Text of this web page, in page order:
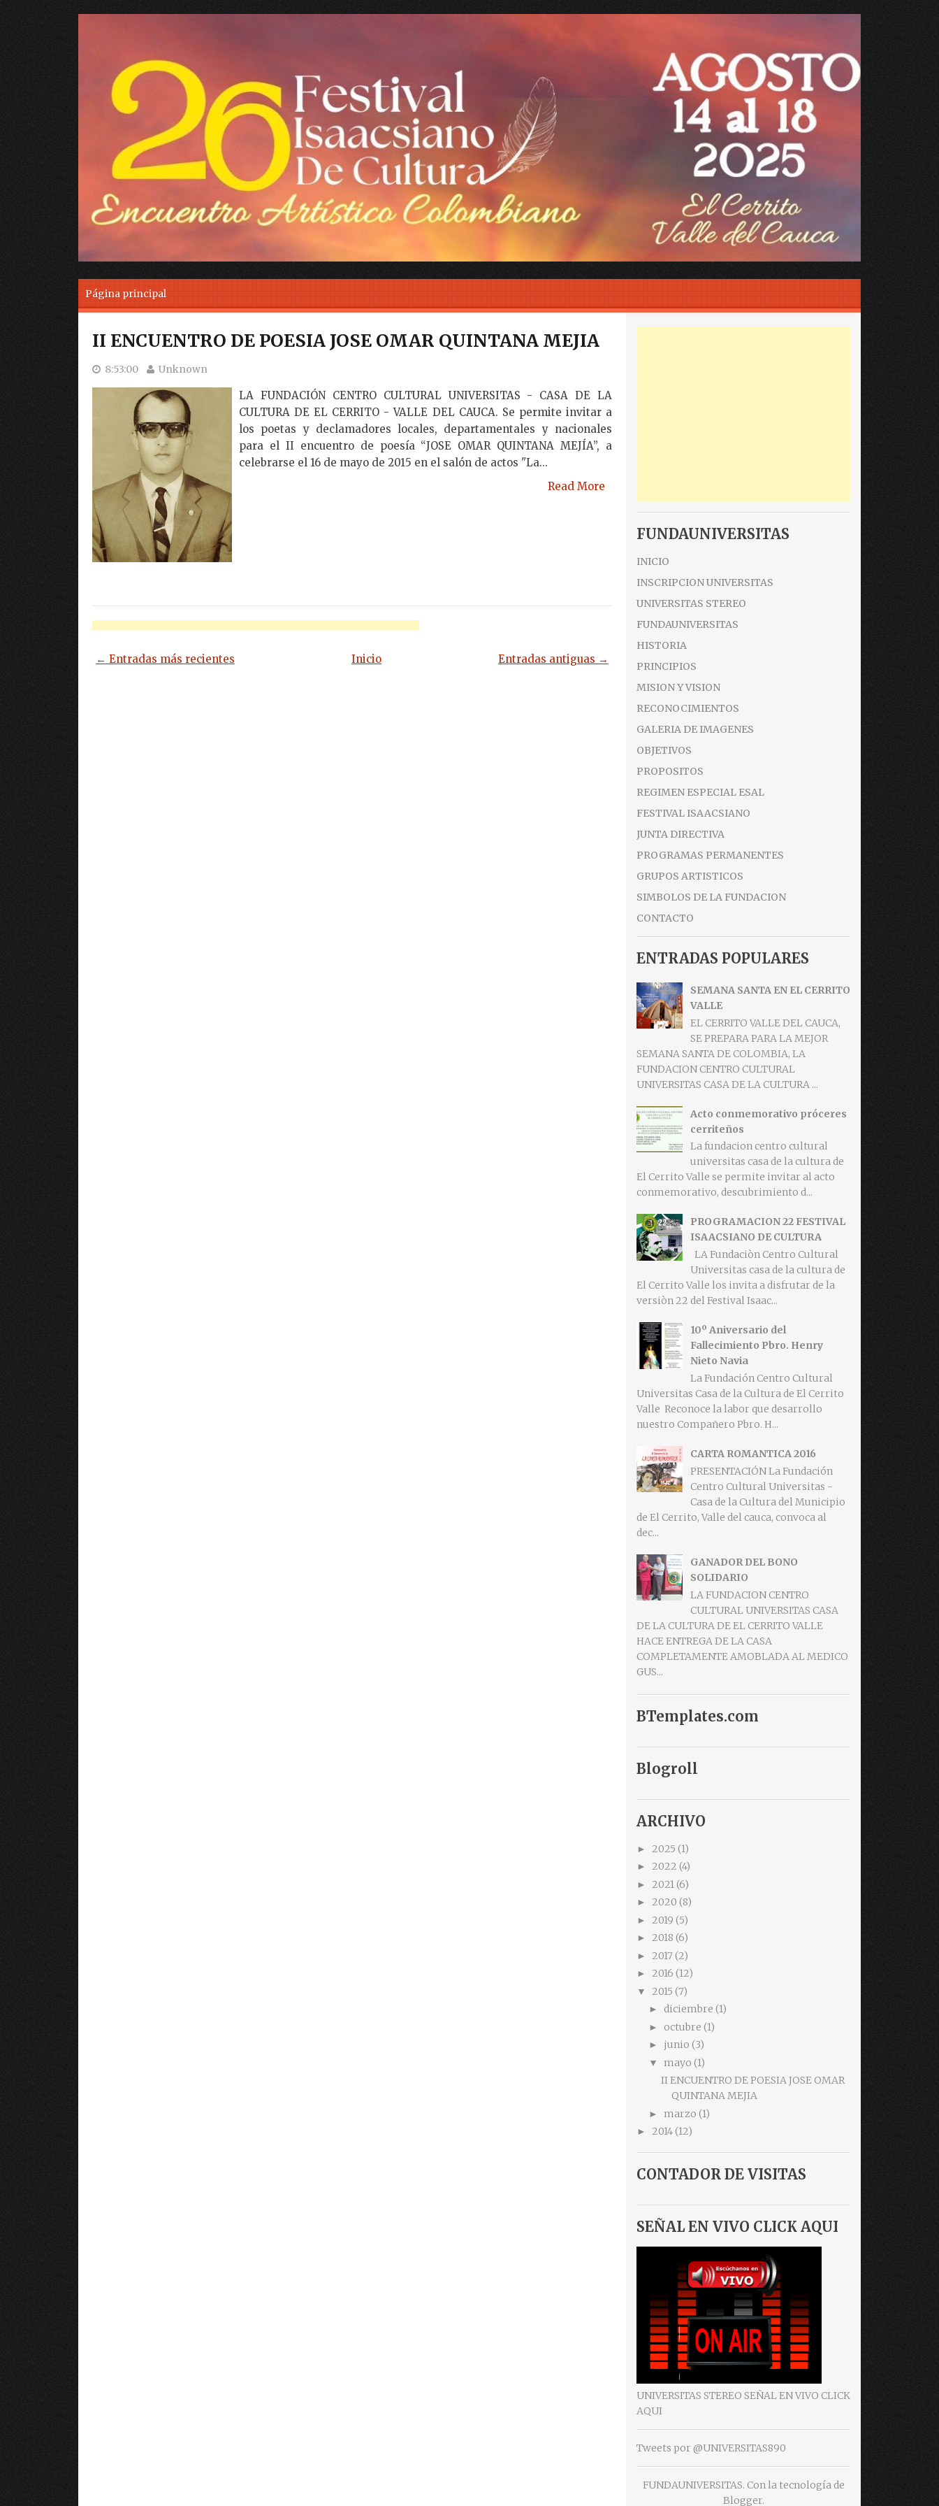
Skip to content
Página principal
II ENCUENTRO DE POESIA JOSE OMAR QUINTANA MEJIA
8:53:00 Unknown
LA FUNDACIÓN CENTRO CULTURAL UNIVERSITAS - CASA DE LA
CULTURA DE EL CERRITO - VALLE DEL CAUCA. Se permite invitar a
los poetas y declamadores locales, departamentales y nacionales
para el II encuentro de poesía “JOSE OMAR QUINTANA MEJÍA”, a
celebrarse el 16 de mayo de 2015 en el salón de actos "La...
Read More
← Entradas más recientes Entradas antiguas →
Inicio
FUNDAUNIVERSITAS
INICIO
INSCRIPCION UNIVERSITAS
UNIVERSITAS STEREO
FUNDAUNIVERSITAS
HISTORIA
PRINCIPIOS
MISION Y VISION
RECONOCIMIENTOS
GALERIA DE IMAGENES
OBJETIVOS
PROPOSITOS
REGIMEN ESPECIAL ESAL
FESTIVAL ISAACSIANO
JUNTA DIRECTIVA
PROGRAMAS PERMANENTES
GRUPOS ARTISTICOS
SIMBOLOS DE LA FUNDACION
CONTACTO
ENTRADAS POPULARES
SEMANA SANTA EN EL CERRITO
VALLE
EL CERRITO VALLE DEL CAUCA,
SE PREPARA PARA LA MEJOR
SEMANA SANTA DE COLOMBIA, LA
FUNDACION CENTRO CULTURAL
UNIVERSITAS CASA DE LA CULTURA ...
Acto conmemorativo próceres
cerriteños
La fundacion centro cultural
universitas casa de la cultura de
El Cerrito Valle se permite invitar al acto
conmemorativo, descubrimiento d...
PROGRAMACION 22 FESTIVAL
ISAACSIANO DE CULTURA
LA Fundaciòn Centro Cultural
Universitas casa de la cultura de
El Cerrito Valle los invita a disfrutar de la
versiòn 22 del Festival Isaac...
10º Aniversario del
Fallecimiento Pbro. Henry
Nieto Navia
La Fundación Centro Cultural
Universitas Casa de la Cultura de El Cerrito
Valle Reconoce la labor que desarrollo
nuestro Compañero Pbro. H...
CARTA ROMANTICA 2016
PRESENTACIÓN La Fundación
Centro Cultural Universitas -
Casa de la Cultura del Municipio
de El Cerrito, Valle del cauca, convoca al
dec...
GANADOR DEL BONO
SOLIDARIO
LA FUNDACION CENTRO
CULTURAL UNIVERSITAS CASA
DE LA CULTURA DE EL CERRITO VALLE
HACE ENTREGA DE LA CASA
COMPLETAMENTE AMOBLADA AL MEDICO
GUS...
BTemplates.com
Blogroll
ARCHIVO
► 2025 (1)
► 2022 (4)
► 2021(6)
► 2020 (8)
► 2019 (5)
► 2018 (6)
► 2017 (2)
► 2016 (12)
▼ 2015 (7)
► diciembre (1)
► octubre (1)
► junio (3)
▼ mayo (1)
II ENCUENTRO DE POESIA JOSE OMAR
QUINTANA MEJIA
► marzo (1)
► 2014(12)
CONTADOR DE VISITAS
SEÑAL EN VIVO CLICK AQUI
UNIVERSITAS STEREO SEÑAL EN VIVO CLICK
AQUI
Tweets por @UNIVERSITAS890
FUNDAUNIVERSITAS. Con la tecnología de
Blogger.